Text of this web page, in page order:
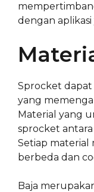
dengan
Sprocket
yang
Material yang
sprocket
Setiap material
berbeda dan
Baja